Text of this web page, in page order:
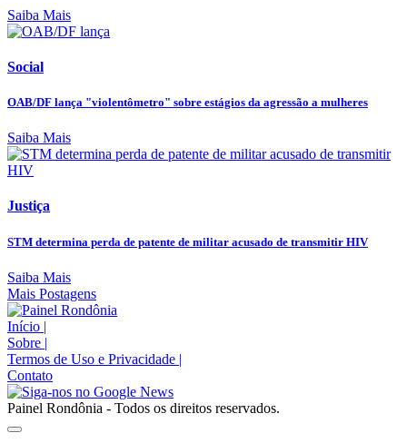
Saiba Mais
Social
OAB/DF lança "violentômetro" sobre estágios da agressão a mulheres
Saiba Mais
Justiça
STM determina perda de patente de militar acusado de transmitir HIV
Saiba Mais
Mais Postagens
Início |
Sobre |
Termos de Uso e Privacidade |
Contato
Painel Rondônia - Todos os direitos reservados.